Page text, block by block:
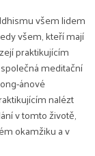
všem lidem
všem, kteří mají
praktikujícím
meditační
ánové
nalézt
v tomto životě,
okamžiku a v